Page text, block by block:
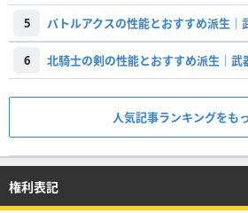
5 バトルアクスの性能とおすすめ派生｜
6 北騎士の剣の性能とおすすめ派生｜武
人気記事ランキングをも
権利表記